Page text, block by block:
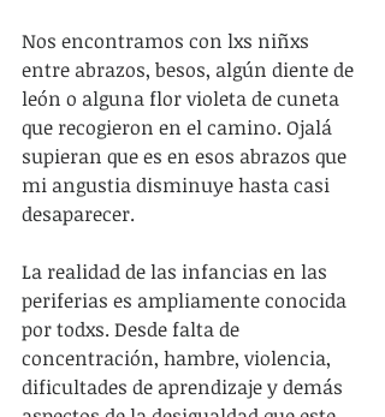
Nos encontramos con lxs niñxs
entre abrazos, besos, algún diente de
león o alguna flor violeta de cuneta
que recogieron en el camino. Ojalá
supieran que es en esos abrazos que
mi angustia disminuye hasta casi
desaparecer.
La realidad de las infancias en las
periferias es ampliamente conocida
por todxs. Desde falta de
concentración, hambre, violencia,
dificultades de aprendizaje y demás